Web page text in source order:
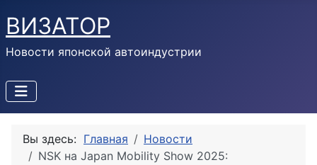
ВИЗАТОР
Новости японской автоиндустрии
Вы здесь: Главная
Новости
NSK на Japan Mobility Show 2025: